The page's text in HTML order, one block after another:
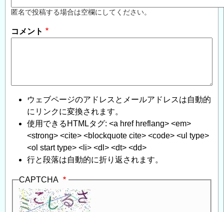
カ
バ
へ
の
返
信
匿名で投稿する場合は空欄にしてください。
コメント
ウェブページのアドレスとメールアドレスは自動的
にリンクに変換されます。
使用できるHTMLタグ: <a href hreflang> <em>
<strong> <cite> <blockquote cite> <code> <ul type>
<ol start type> <li> <dl> <dt> <dd>
行と段落は自動的に折り返されます。
CAPTCHA